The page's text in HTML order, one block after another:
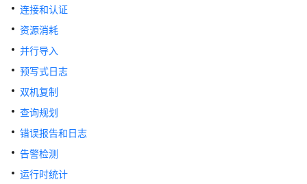
公
告
产
品
介
绍
计
费
说
明
连接和认证
资源消耗
并行导入
预写式日志
双机复制
查询规划
错误报告和日志
告警检测
运行时统计